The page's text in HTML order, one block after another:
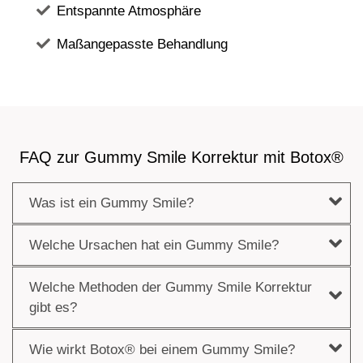
Entspannte Atmosphäre
Maßangepasste Behandlung
FAQ zur Gummy Smile Korrektur mit Botox®
Was ist ein Gummy Smile?
Welche Ursachen hat ein Gummy Smile?
Welche Methoden der Gummy Smile Korrektur
gibt es?
Wie wirkt Botox® bei einem Gummy Smile?